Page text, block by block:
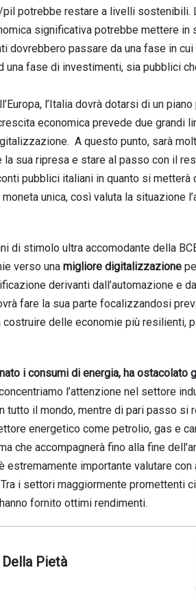
potrebbe restare a livelli sostenibili.
significativa potrebbe mettere in
dovrebbero passare da una fase in
fase di investimenti, sia pubblici
l’Italia dovrà dotarsi di un
economica prevede due grandi
A questo punto, sarà
sua ripresa e stare al passo con il
pubblici italiani in quanto si metterà
unica, così valuta la situazione
di stimolo ultra accomodante della
verso una migliore digitalizzazione
derivanti dall’automazione e
fare la sua parte focalizzandosi
delle economie più resilienti,
i consumi di energia, ha ostacolato
l’attenzione nel settore
tutto il mondo, mentre di pari passo si
energetico come petrolio, gas e
che accompagnerà fino alla fine
importante valutare con
i settori maggiormente promettenti
fornito ottimi rendimenti.
Pietà